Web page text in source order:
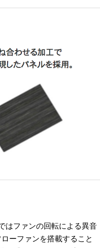
はファンの回転による異音
ーファンを搭載すること